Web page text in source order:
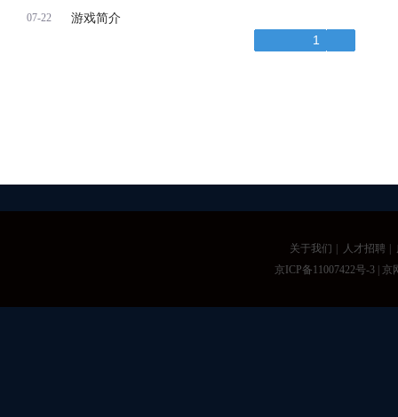
07-22
游戏简介
1
关于我们 人才招聘
京ICP备11007422号-3 |